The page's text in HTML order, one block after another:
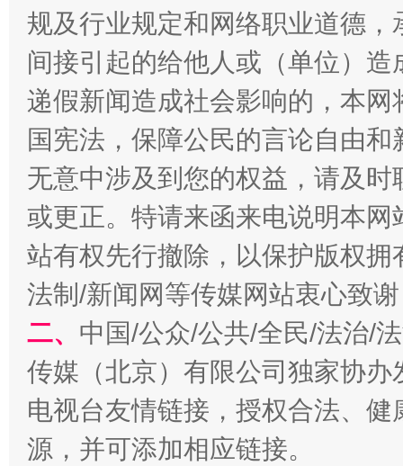
全民健身五年计划来了！等你上场
阿坝州三大球赛在茂县开幕 规模
规及行业规定和网络职业道德
间接引起的给他人或（单位）
递假新闻造成社会影响的，本
国宪法，保障公民的言论自由
无意中涉及到您的权益，请及
或更正。特请来函来电说明本
站有权先行撤除，以保护版权
法制/新闻网等传媒网站衷心致
二、 中国/公众/公共/全民/法治/
传媒（北京）有限公司独家协
电视台友情链接，授权合法、
源，并可添加相应链接。